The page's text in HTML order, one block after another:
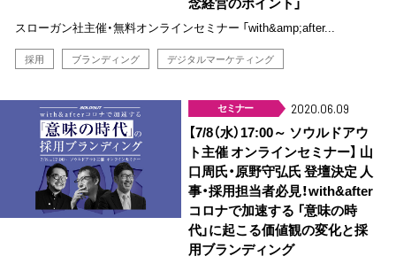
スローガン社主催・無料オンラインセミナー 「with&amp;after...
採用 ブランディング デジタルマーケティング
セミナー 2020.06.09
【7/8（水）17:00～ ソウルドアウ
ト主催 オンラインセミナー】 山
口周氏・原野守弘氏 登壇決定 人
事・採用担当者必見！with&after
コロナで加速する 「意味の時
代」に起こる価値観の変化と採
用ブランディング